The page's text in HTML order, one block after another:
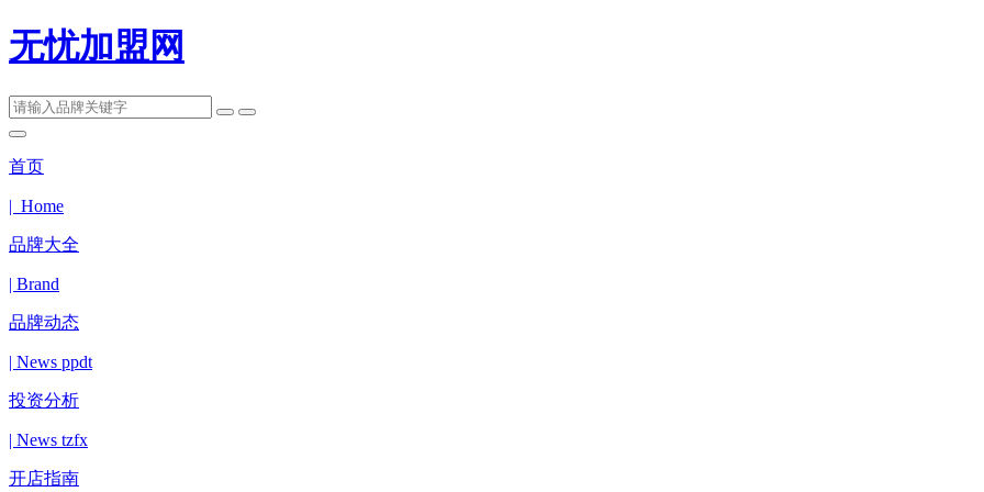
无忧加盟网
首页
| Home
品牌大全
| Brand
品牌动态
| News ppdt
投资分析
| News tzfx
开店指南